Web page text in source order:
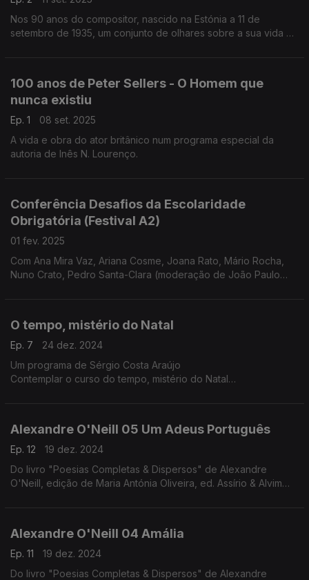
Nos 90 anos do compositor, nascido na Estónia a 11 de
setembro de 1935, um conjunto de olhares sobre a sua vida e
100 anos de Peter Sellers - O Homem que
nunca existiu
Ep. 1
08 set. 2025
A vida e obra do ator britânico num programa especial da
autoria de Inês N. Lourenço.
Conferência Desafios da Escolaridade
Obrigatória (Festival A2)
01 fev. 2025
Com Ana Mira Vaz, Ariana Cosme, Joana Rato, Mário Rocha,
Nuno Crato, Pedro Santa-Clara (moderação de João Paulo
O tempo, mistério do Natal
Ep. 7
24 dez. 2024
Um programa de Sérgio Costa Araújo
Contemplar o curso do tempo, mistério do Natal
pouco mais além.
Nesta jornada, debaixo de nuvens chuviscosas, os dias vão
procissões de gente mascarada, iluminadas por fogos, velas e
santos. Vamos contemplar tudo isto na privacidade do tempo
Alexandre O'Neill 05 Um Adeus Português
Ep. 12
19 dez. 2024
Do livro "Poesias Completas & Dispersos" de Alexandre
O'Neill, edição de Maria Antónia Oliveira, ed. Assírio & Alvim
Alexandre O'Neill 04 Amália
Ep. 11
19 dez. 2024
Do livro "Poesias Completas & Dispersos" de Alexandre